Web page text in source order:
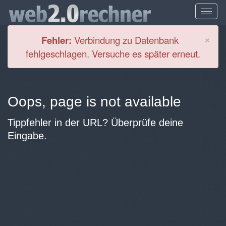
×
Fehler: Verbindung zu Datenbank
fehlgeschlagen. Versuche es später erneut.
Oops, page is not available
Tippfehler in der URL? Überprüfe deine
Eingabe.